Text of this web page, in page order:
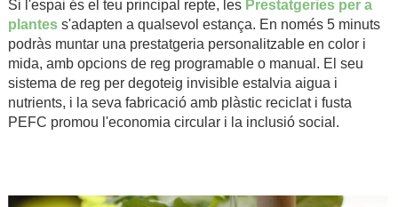
Si l'espai és el teu principal repte, les Prestatgeries per a
plantes s'adapten a qualsevol estança. En només 5 minuts
podràs muntar una prestatgeria personalitzable en color i
mida, amb opcions de reg programable o manual. El seu
sistema de reg per degoteig invisible estalvia aigua i
nutrients, i la seva fabricació amb plàstic reciclat i fusta
PEFC promou l'economia circular i la inclusió social.